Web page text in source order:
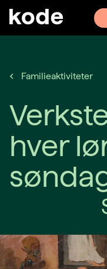
Familieaktiviteter
hver